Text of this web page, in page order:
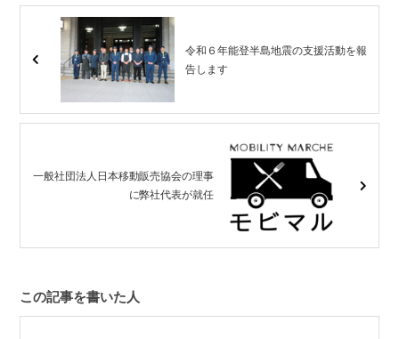
令和６年能登半島地震の支援活動を報
告します
一般社団法人日本移動販売協会の理事
に弊社代表が就任
この記事を書いた人